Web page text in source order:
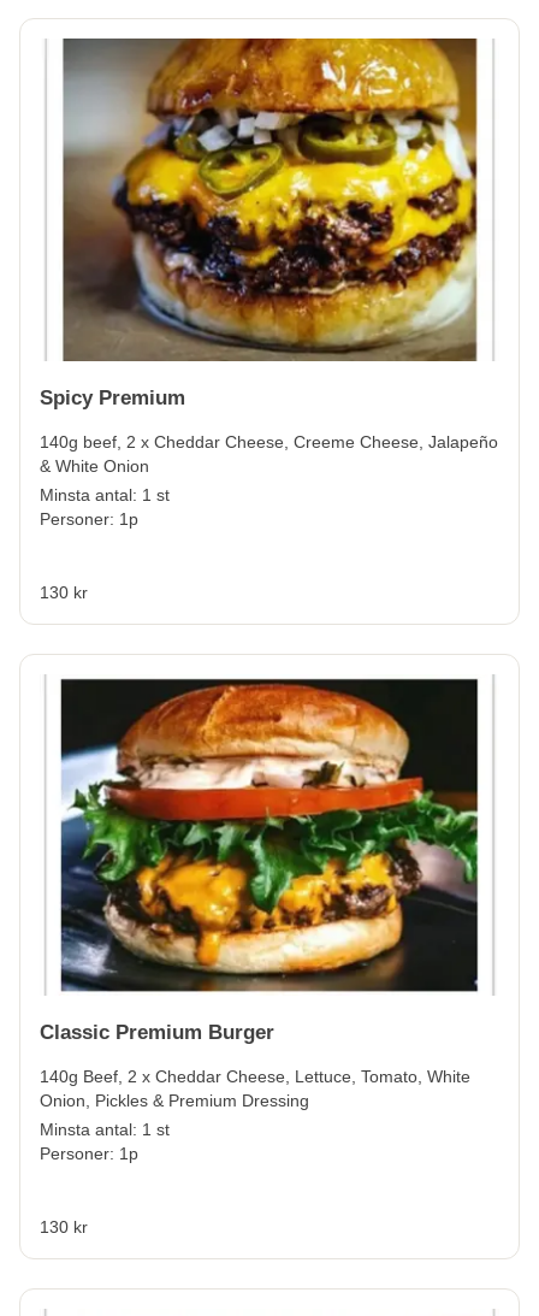
Spicy Premium
140g beef, 2 x Cheddar Cheese, Creeme Cheese, Jalapeño
& White Onion
Minsta antal: 1 st
Personer: 1p
130 kr
Classic Premium Burger
140g Beef, 2 x Cheddar Cheese, Lettuce, Tomato, White
Onion, Pickles & Premium Dressing
Minsta antal: 1 st
Personer: 1p
130 kr